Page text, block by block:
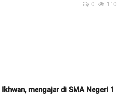
0 110
mengajar di SMA Negeri 1